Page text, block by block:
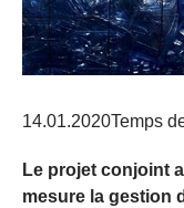
14.01.2020Temps
Le projet conjoint
mesure la gestion